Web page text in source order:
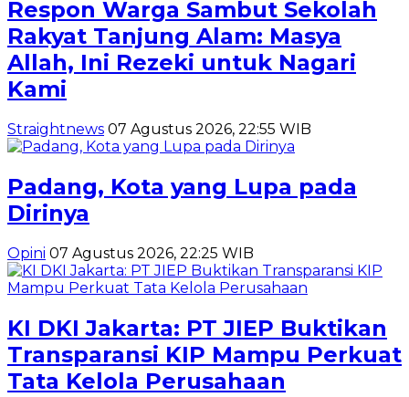
Respon Warga Sambut Sekolah
Rakyat Tanjung Alam: Masya
Allah, Ini Rezeki untuk Nagari
Kami
Straightnews 07 Agustus 2026, 22:55 WIB
Padang, Kota yang Lupa pada
Dirinya
Opini 07 Agustus 2026, 22:25 WIB
KI DKI Jakarta: PT JIEP Buktikan
Transparansi KIP Mampu Perkuat
Tata Kelola Perusahaan